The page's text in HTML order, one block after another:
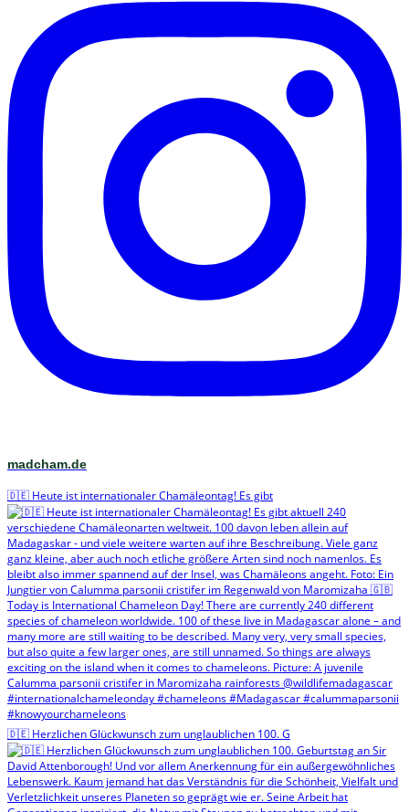
madcham.de
🇩🇪 Heute ist internationaler Chamäleontag! Es gibt
🇩🇪 Herzlichen Glückwunsch zum unglaublichen 100. G